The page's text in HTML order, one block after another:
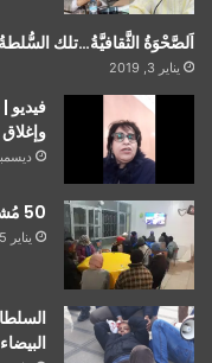
اَلصَّحْوَةُ الثَّقافيَّةُ…تلك
يناير 3, 2019
فيديو
ديسمبر 24,
50 مُشرّدًا يَسْتَفيدُون من “عملية دفء” بخريبكة
يناير 5, 2019